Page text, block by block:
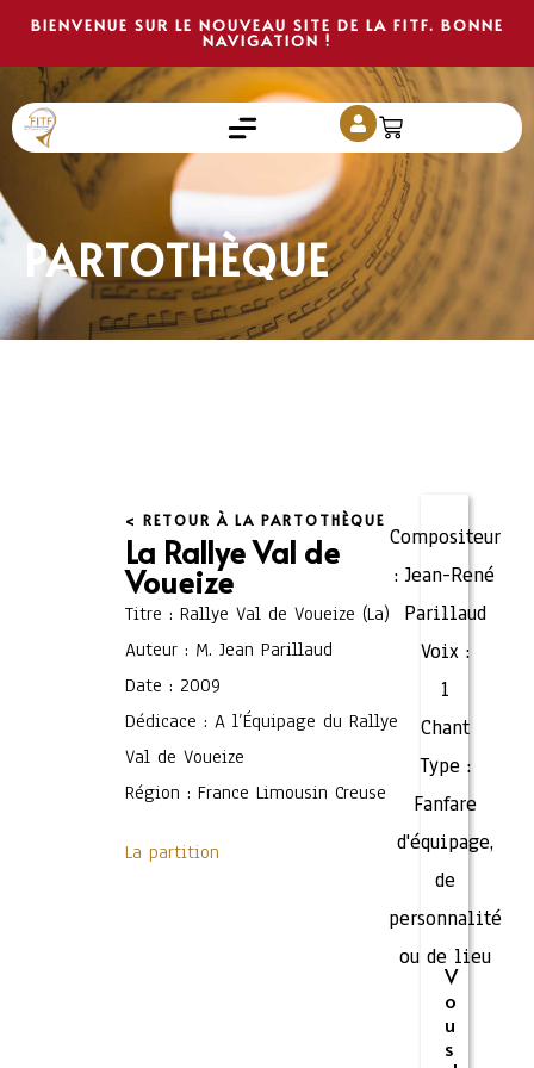
BIENVENUE SUR LE NOUVEAU SITE DE LA FITF. BONNE
NAVIGATION !
PARTOTHÈQUE
< RETOUR À LA PARTOTHÈQUE
La Rallye Val de
Voueize
Titre : Rallye Val de Voueize (La)
Auteur : M. Jean Parillaud
Date : 2009
Dédicace : A l’Équipage du Rallye
Val de Voueize
Région : France Limousin Creuse
La partition
Compositeur
: Jean-René
Parillaud
Voix :
1
Chant
Type :
Fanfare
d'équipage,
de
personnalité
ou de lieu
V
o
u
s